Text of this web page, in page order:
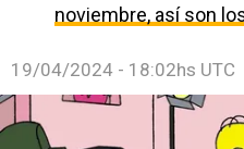
noviembre, así son
19/04/2024 - 18:02hs UTC